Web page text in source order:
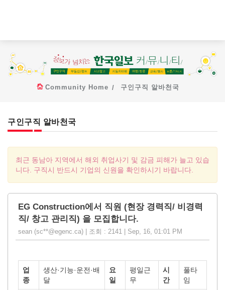
Community Home 구인구직 알바천국
구인구직 알바천국
최근 동남아 지역에서 해외 취업사기 및 감금 피해가 늘고 있습
니다. 구직시 반드시 기업의 신원을 확인하시기 바랍니다.
EG Construction에서 직원 (현장 경력직/ 비경력
직/ 창고 관리직) 을 모집합니다.
sean (sc**@egenc.ca) | 조회 : 2141 | Sep, 16, 01:01 PM
업
종
생산·기능·운전·배
달
요
일
평일근
무
시
간
풀타
임